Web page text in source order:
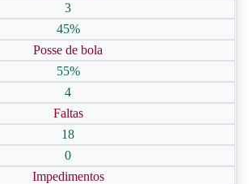
3
45%
Posse de bola
55%
4
Faltas
18
0
Impedimentos